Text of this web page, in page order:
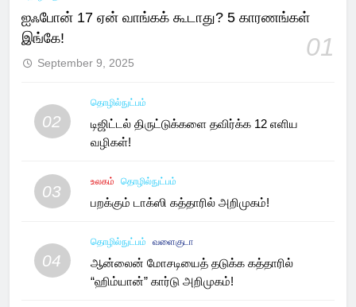
ஐஃபோன் 17 ஏன் வாங்கக் கூடாது? 5 காரணங்கள்
இங்கே!
01
September 9, 2025
02
தொழில்நுட்பம்
டிஜிட்டல் திருட்டுக்களை தவிர்க்க 12 எளிய
வழிகள்!
03
உலகம் தொழில்நுட்பம்
பறக்கும் டாக்ஸி கத்தாரில் அறிமுகம்!
04
தொழில்நுட்பம் வளைகுடா
ஆன்லைன் மோசடியைத் தடுக்க கத்தாரில்
“ஹிம்யான்” கார்டு அறிமுகம்!